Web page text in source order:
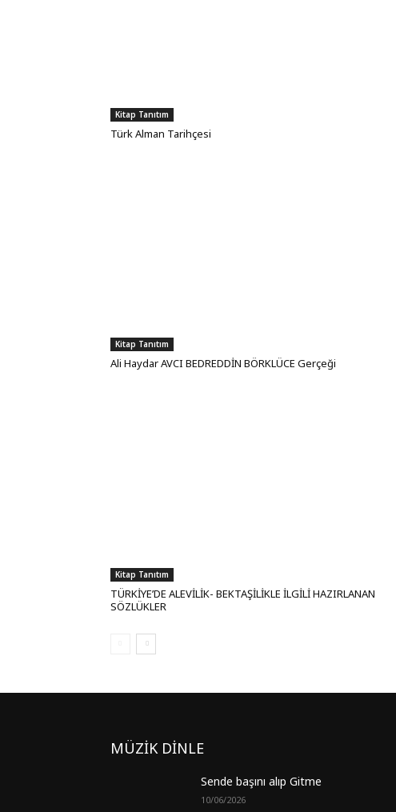
Kitap Tanıtım
Türk Alman Tarihçesi
Kitap Tanıtım
Ali Haydar AVCI BEDREDDİN BÖRKLÜCE Gerçeği
Kitap Tanıtım
TÜRKİYE’DE ALEVİLİK- BEKTAŞİLİKLE İLGİLİ HAZIRLANAN
SÖZLÜKLER
MÜZİK DİNLE
Sende başını alıp Gitme
10/06/2026